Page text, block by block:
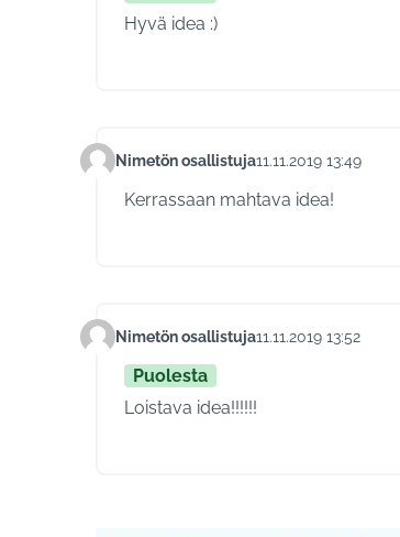
Hyvä idea :)
Kommentti 186
Nimetön osallistuja11.11.2019 13:49
Kerrassaan mahtava idea!
Kommentti 193
Nimetön osallistuja11.11.2019 13:52
Puolesta
Loistava idea!!!!!!